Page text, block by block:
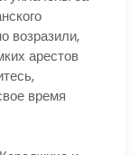
возразили,
арестов
время